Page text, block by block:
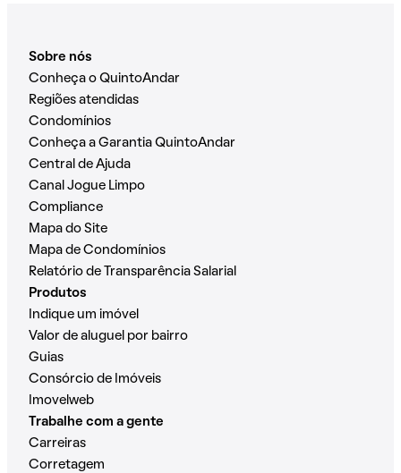
Sobre nós
Conheça o QuintoAndar
Regiões atendidas
Condomínios
Conheça a Garantia QuintoAndar
Central de Ajuda
Canal Jogue Limpo
Compliance
Mapa do Site
Mapa de Condomínios
Relatório de Transparência Salarial
Produtos
Indique um imóvel
Valor de aluguel por bairro
Guias
Consórcio de Imóveis
Imovelweb
Trabalhe com a gente
Carreiras
Corretagem